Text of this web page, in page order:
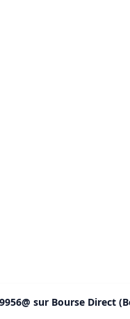
sur Bourse Direct